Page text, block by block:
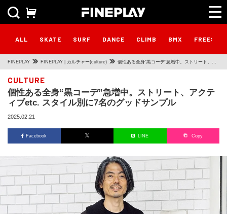
ALL SKATE SURF DANCE CLIMB BMX
FINEPLAY FINEPLAY | カルチャー(culture) 個性ある全身“黒コーデ”急増中。ストリート、ア
CULTURE
個性ある全身“黒コーデ”急増中。ストリート、アクテ
ィブetc. スタイル別に7名のグッドサンプル
2025.02.21
Facebook LINE Copy